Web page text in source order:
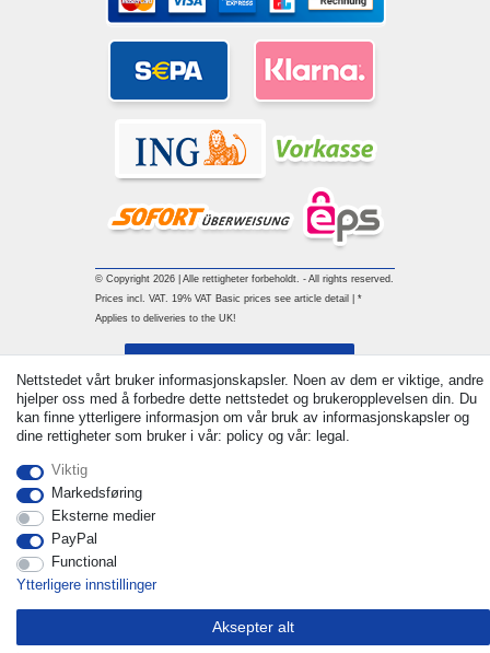
© Copyright 2026 | Alle rettigheter forbeholdt. - All rights reserved.
Prices incl. VAT. 19% VAT Basic prices see article detail | *
Applies to deliveries to the UK!
Nettstedet vårt bruker informasjonskapsler. Noen av dem er viktige, andre
hjelper oss med å forbedre dette nettstedet og brukeropplevelsen din. Du
kan finne ytterligere informasjon om vår bruk av informasjonskapsler og
dine rettigheter som bruker i vår: policy og vår: legal.
Viktig
Markedsføring
Eksterne medier
PayPal
Functional
Ytterligere innstillinger
Aksepter alt
Withdraw from contract here
Ta kontakt med